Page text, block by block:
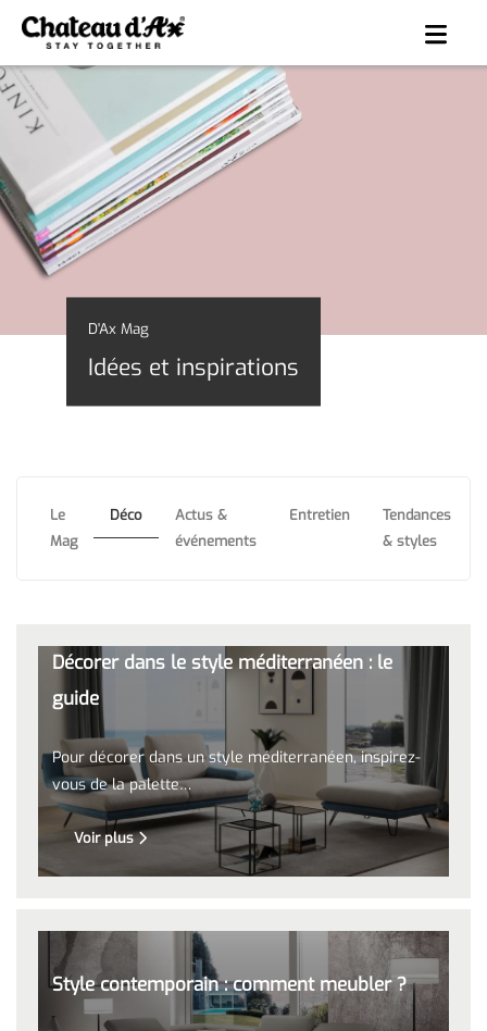
D'Ax Mag
Idées et inspirations
Le
Mag
Déco
Actus &
événements
Entretien
Tendances
& styles
Décorer dans le style méditerranéen : le
guide
Pour décorer dans un style méditerranéen, inspirez-
vous de la palette…
Voir plus
Style contemporain : comment meubler ?